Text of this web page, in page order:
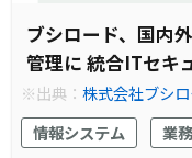
ブシロード、国内
管理に 統合ITセキ
入
※出典：株式会社ブシ
情報資産管理ソフトな
情報システム 業務